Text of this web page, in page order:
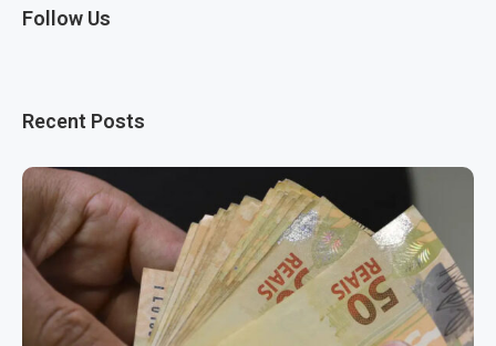
Follow Us
Recent Posts